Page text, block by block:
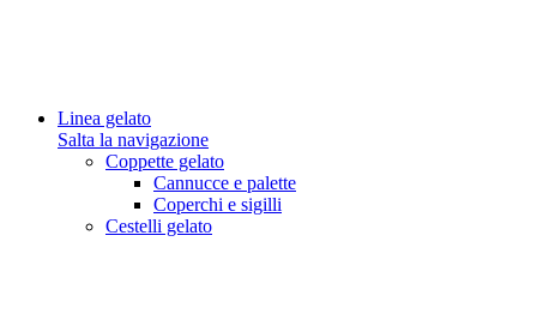
Linea gelato
Salta la navigazione
Coppette gelato
Cannucce e palette
Coperchi e sigilli
Cestelli gelato